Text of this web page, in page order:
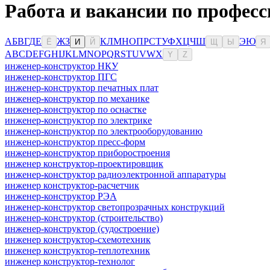
Работа и вакансии по
АБВГДЕ Ё ЖЗ И Й КЛМНОПРСТУФХЦЧШ Ы ЭЮ Я
ABCDEFGHIJKLMNOPQRSTUVWX Y Z
инженер-конструктор НКУ
инженер-конструктор ПГС
инженер-конструктор печатных плат
инженер-конструктор по механике
инженер-конструктор по оснастке
инженер-конструктор по электрике
инженер-конструктор по электрооборудованию
инженер-конструктор пресс-форм
инженер-конструктор приборостроения
инженер конструктор-проектировщик
инженер-конструктор радиоэлектронной аппаратуры
инженер конструктор-расчетчик
инженер-конструктор РЭА
инженер-конструктор светопрозрачных конструкций
инженер-конструктор (строительство)
инженер-конструктор (судостроение)
инженер конструктор-схемотехник
инженер конструктор-теплотехник
инженер конструктор-технолог